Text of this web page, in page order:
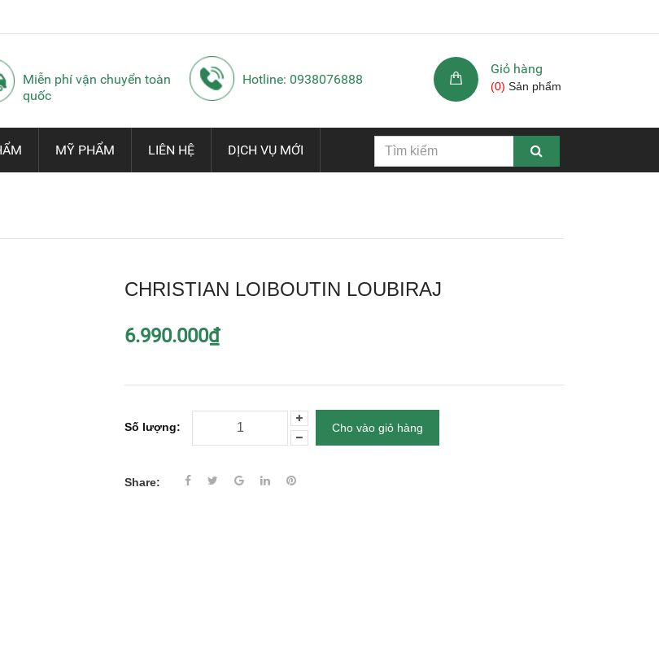
Miễn phí vận chuyển toàn
quốc
Hotline: 0938076888
Giỏ hàng
(0) Sản phẩm
MỸ PHẨM LIÊN HỆ DỊCH VỤ MỚI
CHRISTIAN LOIBOUTIN LOUBIRAJ
6.990.000₫
Số lượng: Cho vào giỏ hàng
Share: